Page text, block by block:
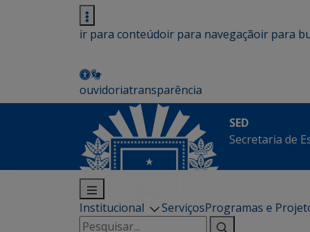
ir para conteúdoir para navegaçãoir para
ouvidoriatransparência
SED
Secretaria de
Institucional ServiçosProgramas e
Pesquisar